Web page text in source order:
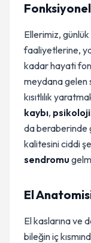
Ellerimiz,
faaliyetlerine,
kadar hayati
meydana gelen
kısıtlılık
kaybı,
da beraberinde
kalitesini ciddi
sendromu
El
El kaslarına ve
bileğin iç